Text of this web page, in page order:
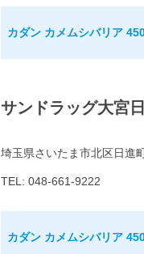
カダン カメムシバリア
サンドラッグ大宮
埼玉県さいたま市北区日進
TEL: 048-661-9222
カダン カメムシバリア